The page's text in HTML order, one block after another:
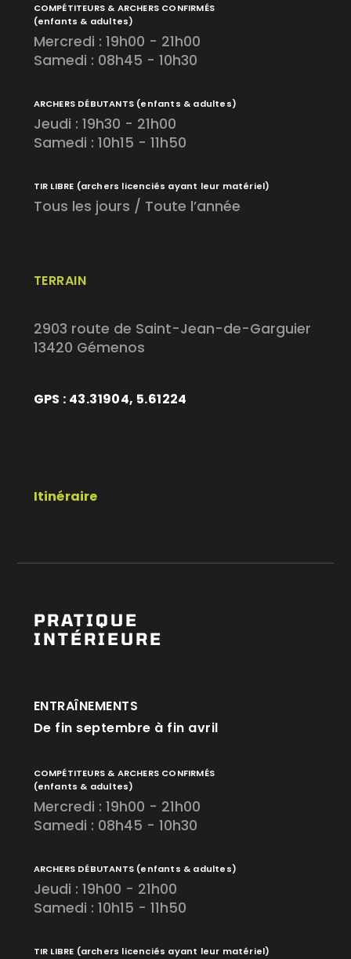
TERRAIN
2903 route de Saint-Jean-de-Garguier
13420 Gémenos
GPS : 43.31904, 5.61224
Itinéraire
COMPÉTITEURS & ARCHERS CONFIRMÉS
(enfants & adultes)
Mercredi : 19h00 - 21h00
Samedi : 08h45 - 10h30
ARCHERS DÉBUTANTS (enfants & adultes)
Jeudi : 19h30 - 21h00
Samedi : 10h15 - 11h50
TIR LIBRE (archers licenciés ayant leur matériel)
Tous les jours / Toute l’année
PRATIQUE
INTÉRIEURE
ENTRAÎNEMENTS
De fin septembre à fin avril
COMPÉTITEURS & ARCHERS CONFIRMÉS
(enfants & adultes)
Mercredi : 19h00 - 21h00
Samedi : 08h45 - 10h30
ARCHERS DÉBUTANTS (enfants & adultes)
Jeudi : 19h00 - 21h00
Samedi : 10h15 - 11h50
TIR LIBRE (archers licenciés ayant leur matériel)